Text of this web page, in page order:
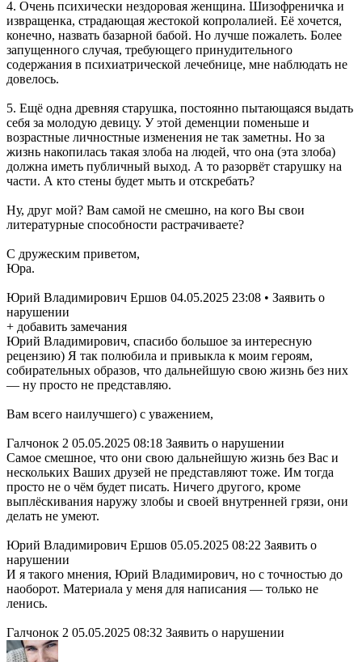
4. Очень психически нездоровая женщина. Шизофреничка и
извращенка, страдающая жестокой копролалией. Её хочется,
конечно, назвать базарной бабой. Но лучше пожалеть. Более
запущенного случая, требующего принудительного
содержания в психиатрической лечебнице, мне наблюдать не
довелось.
5. Ещё одна древняя старушка, постоянно пытающаяся выдать
себя за молодую девицу. У этой деменции поменьше и
возрастные личностные изменения не так заметны. Но за
жизнь накопилась такая злоба на людей, что она (эта злоба)
должна иметь публичный выход. А то разорвёт старушку на
части. А кто стены будет мыть и отскребать?
Ну, друг мой? Вам самой не смешно, на кого Вы свои
литературные способности растрачиваете?
С дружеским приветом,
Юра.
Юрий Владимирович Ершов 04.05.2025 23:08 • Заявить о
нарушении
+ добавить замечания
Юрий Владимирович, спасибо большое за интересную
рецензию) Я так полюбила и привыкла к моим героям,
собирательных образов, что дальнейшую свою жизнь без них
— ну просто не представляю.
Вам всего наилучшего) с уважением,
Галчонок 2 05.05.2025 08:18 Заявить о нарушении
Самое смешное, что они свою дальнейшую жизнь без Вас и
нескольких Ваших друзей не представляют тоже. Им тогда
просто не о чём будет писать. Ничего другого, кроме
выплёскивания наружу злобы и своей внутренней грязи, они
делать не умеют.
Юрий Владимирович Ершов 05.05.2025 08:22 Заявить о
нарушении
И я такого мнения, Юрий Владимирович, но с точностью до
наоборот. Материала у меня для написания — только не
ленись.
Галчонок 2 05.05.2025 08:32 Заявить о нарушении